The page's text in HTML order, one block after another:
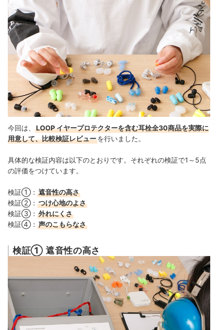
今回は、
LOOP イヤープロテクターを含む耳栓全30商品を実際に
用意して、比較検証レビューを行いました。
具体的な検証内容は以下のとおりです。それぞれの検証で1～5点
の評価をつけています。
検証①： 遮音性の高さ
検証②： つけ心地のよさ
検証③： 外れにくさ
検証④： 声のこもらなさ
検証① 遮音性の高さ